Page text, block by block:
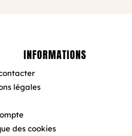
INFORMATIONS
légales
des cookies